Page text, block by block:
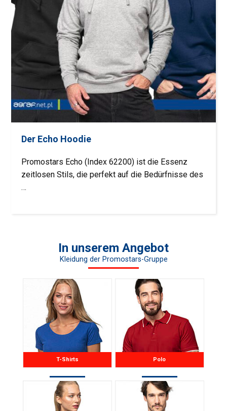
Der Echo Hoodie
Promostars Echo (Index 62200) ist die Essenz
zeitlosen Stils, die perfekt auf die Bedürfnisse des
…
In unserem Angebot
Kleidung der Promostars-Gruppe
T-Shirts Polo